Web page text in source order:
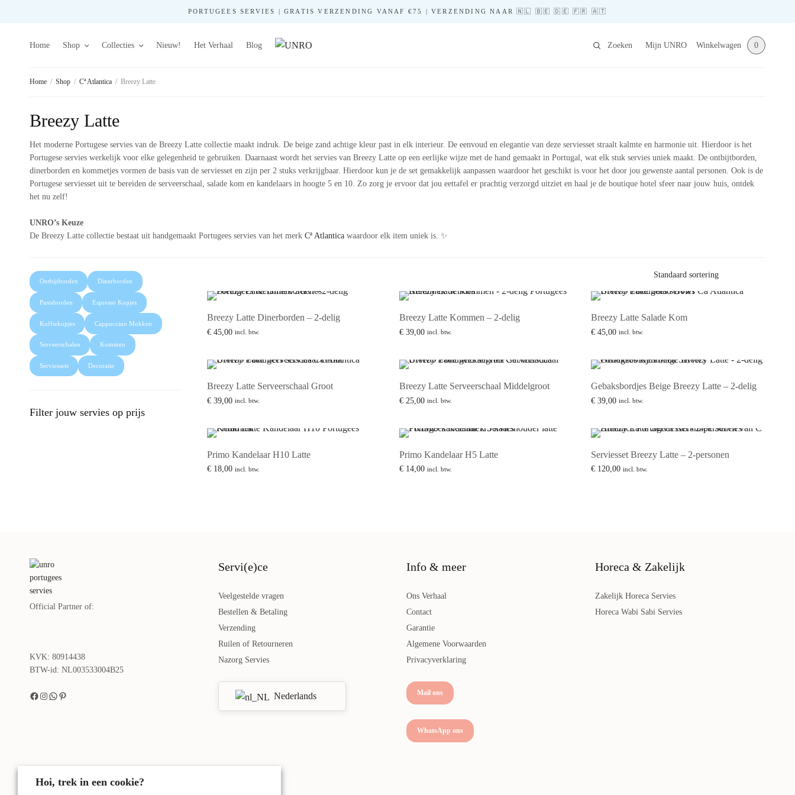
PORTUGEES SERVIES | GRATIS VERZENDING VANAF €75 | VERZENDING NAAR 🇳🇱 🇧🇪 🇩🇪 🇫🇷 🇦🇹
Home Shop Collecties Nieuw! Het Verhaal Blog Zoeken Mijn UNRO Winkelwagen 0
Home / Shop / Cª Atlantica / Breezy Latte
Breezy Latte
Het moderne Portugese servies van de Breezy Latte collectie maakt indruk. De beige zand achtige kleur past in elk interieur. De eenvoud en elegantie van deze serviesset straalt kalmte en harmonie uit. Hierdoor is het
Portugese servies werkelijk voor elke gelegenheid te gebruiken. Daarnaast wordt het servies van Breezy Latte op een eerlijke wijze met de hand gemaakt in Portugal, wat elk stuk servies uniek maakt. De ontbijtborden,
dinerborden en kommetjes vormen de basis van de serviesset en zijn per 2 stuks verkrijgbaar. Hierdoor kun je de set gemakkelijk aanpassen waardoor het geschikt is voor het door jou gewenste aantal personen. Ook is de
Portugese serviesset uit te bereiden de serveerschaal, salade kom en kandelaars in hoogte 5 en 10. Zo zorg je ervoor dat jou eettafel er prachtig verzorgd uitziet en haal je de boutique hotel sfeer naar jouw huis, ontdek
het nu zelf!
UNRO’s Keuze
De Breezy Latte collectie bestaat uit handgemaakt Portugees servies van het merkCª Atlantica waardoor elk item uniek is. ✨
Ontbijtborden Dinerborden
Pastaborden Espresso Kopjes
Koffiekopjes Cappuccino Mokken
Serveerschalen Kommen
Serviessets Decoratie
Filter jouw servies op prijs
Breezy Latte Dinerborden – 2-delig
€ 45,00 incl. btw.
Breezy Latte Kommen – 2-delig
€39,00 incl. btw.
Breezy Latte Salade Kom
€ 45,00 incl. btw.
Breezy Latte Serveerschaal Groot
€ 39,00 incl. btw.
Breezy Latte Serveerschaal Middelgroot
€25,00 incl. btw.
Gebaksbordjes Beige Breezy Latte – 2-delig
€ 39,00 incl. btw.
Primo Kandelaar H10 Latte
€ 18,00 incl. btw.
Primo Kandelaar H5 Latte
€14,00 incl. btw.
Serviesset Breezy Latte – 2-personen
€ 120,00 incl. btw.
Official Partner of:
KVK: 80914438
BTW-id: NL003533004B25
Servi(e)ce
Veelgestelde vragen
Bestellen & Betaling
Verzending
Ruilen of Retourneren
Nazorg Servies
Nederlands
Info & meer
Ons Verhaal
Contact
Garantie
Algemene Voorwaarden
Privacyverklaring
Mail ons
WhatsApp ons
Horeca & Zakelijk
Zakelijk Horeca Servies
Horeca Wabi Sabi Servies
Hoi, trek in een cookie?